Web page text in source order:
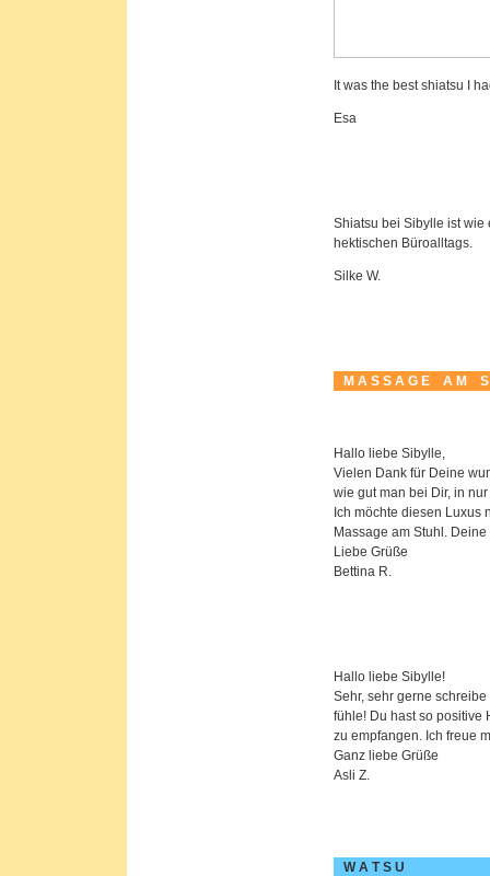
It was the best shiatsu I
Esa
Shiatsu bei Sibylle ist
hektischen Büroalltags.
Silke W.
M A S S A G E A M
Hallo liebe Sibylle,
Vielen Dank für Deine
wie gut man bei Dir, in
Ich möchte diesen Luxus
Massage am Stuhl.
Liebe Grüße
Bettina R.
Hallo liebe Sibylle!
Sehr, sehr gerne
fühle! Du hast so positive
zu empfangen. Ich freue
Ganz liebe Grüße
Asli Z.
W A T S U